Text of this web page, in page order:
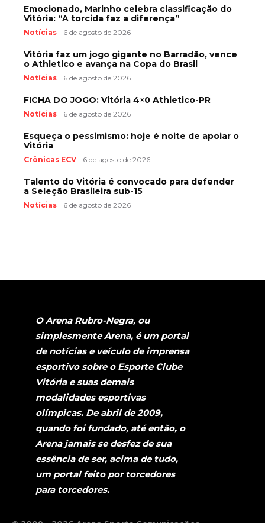
Emocionado, Marinho celebra classificação do
Vitória: “A torcida faz a diferença”
Notícias 6 de agosto de 2026
Vitória faz um jogo gigante no Barradão, vence
o Athletico e avança na Copa do Brasil
Notícias 6 de agosto de 2026
FICHA DO JOGO: Vitória 4×0 Athletico-PR
Notícias 6 de agosto de 2026
Esqueça o pessimismo: hoje é noite de apoiar o
Vitória
Crônicas ECV 6 de agosto de 2026
Talento do Vitória é convocado para defender
a Seleção Brasileira sub-15
Notícias 6 de agosto de 2026
O Arena Rubro-Negra, ou
simplesmente Arena, é um portal
de notícias e veículo de imprensa
esportivo sobre o Esporte Clube
Vitória e suas demais
modalidades esportivas
olímpicas. De abril de 2009,
quando foi fundado, até então, o
Arena jamais se desfez de sua
essência de ser, acima de tudo,
um portal feito por torcedores
para torcedores.